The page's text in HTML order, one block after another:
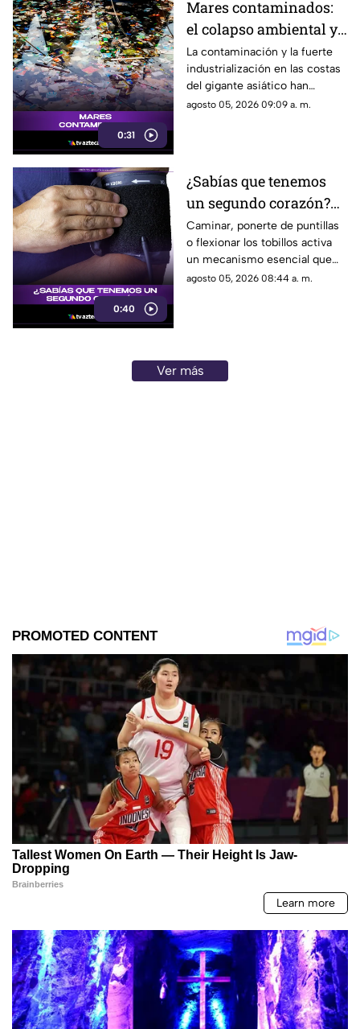
0:31
Mares contaminados:
el colapso ambiental y
pesquero en zonas
costeras asiáticas
La contaminación y la fuerte
industrialización en las costas
del gigante asiático han
colapsado sus ecosistemas
agosto 05, 2026 09:09 a. m.
0:40
¿Sabías que tenemos
un segundo corazón?
Descubre el rol vital de
tus pantorrillas
Caminar, ponerte de puntillas
o flexionar los tobillos activa
un mecanismo esencial que
reduce la carga de trabajo en
agosto 05, 2026 08:44 a. m.
Ver más